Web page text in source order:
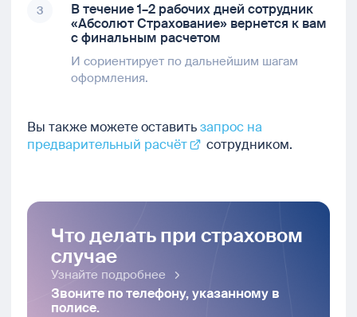
3
В течение 1–2 рабочих дней сотрудник
«Абсолют Страхование» вернется к вам
с финальным расчетом
И сориентирует по дальнейшим шагам
оформления.
Вы также можете оставитьзапрос на
предварительный расчёт
сотрудником.
Что делать при страховом
случае
Узнайте подробнее
Звоните по телефону, указанному в
полисе.